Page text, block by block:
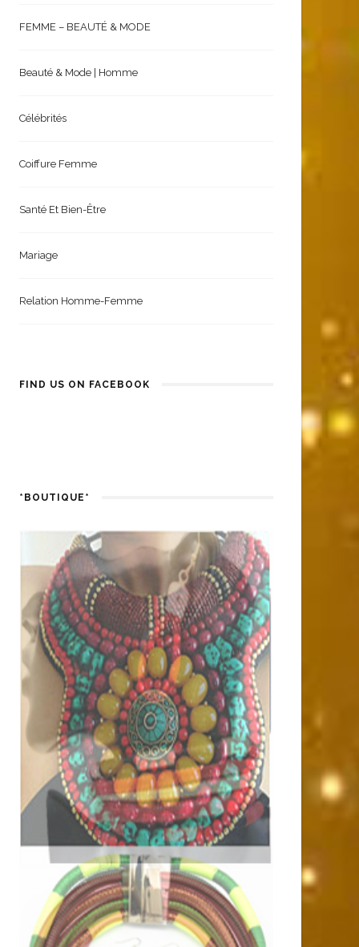
FEMME – BEAUTÉ & MODE
Beauté & Mode | Homme
Célébrités
Coiffure Femme
Santé Et Bien-Être
Mariage
Relation Homme-Femme
FIND US ON FACEBOOK
*BOUTIQUE*